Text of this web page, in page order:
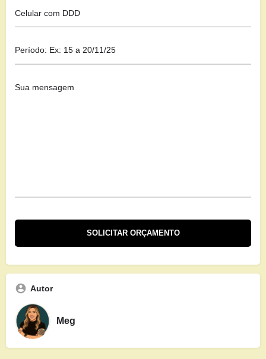
Autor
Meg